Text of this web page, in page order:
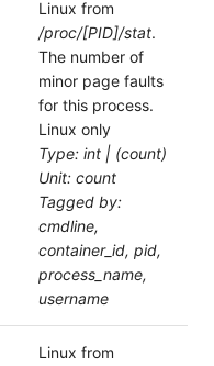
Linux from
/proc/[PID]/stat.
The number of
minor page faults
for this process.
Linux only
Type: int | (count)
Unit: count
Tagged by:
cmdline,
container_id, pid,
process_name,
username
Linux from